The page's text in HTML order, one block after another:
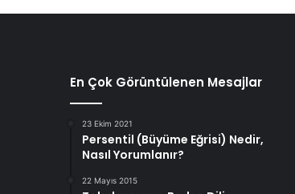
En Çok Görüntülenen Mesajlar
23 Ekim 2021
Persentil (Büyüme Eğrisi) Nedir,
Nasıl Yorumlanır?
22 Mayıs 2015